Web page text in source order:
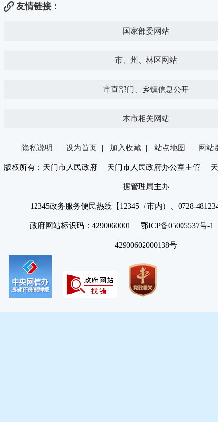
友情链接：
国家部委网站
市、州、林区网站
市直部门、乡镇信息公开
本市相关网站
隐私说明 | 设为首页 | 加入收藏 | 站点地图 | 网站
版权所有：天门市人民政府 天门市人民政府办公室主管 天
据管理局主办
12345政务服务便民热线【12345（市内）、0728-
政府网站标识码：4290060001 鄂ICP备05005537号
42900602000138号